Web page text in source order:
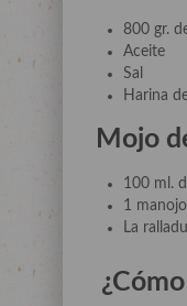
800 gr.
Aceite
Sal
Harina
Mojo
100 ml.
1
La